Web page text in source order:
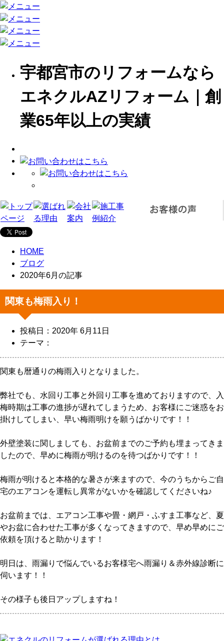
宇都宮市のリフォームなら
エネクルAZリフォーム｜創
業65年以上の実績
HOME
ブログ
2020年6月の記事
関東も梅雨入り！
投稿日：2020年 6月11日
テーマ：
関東も暦通りの梅雨入りとなりました。
弊社でも、水回り工事と外回り工事を進めておりますので、入
梅時期は工事の進捗が遅れてしまうため、お客様にご迷惑をお
掛けしてしまい、早い梅雨明けを願うばかりです！！
外壁塗装に関しましても、お盆前までのご予約も埋まってきま
したので、早めに梅雨が明けるのを待つばかりです！！
梅雨が明けると本格的な暑さが来ますので、今のうちからご自
宅のエアコンを運転し異常がないかを確認してくださいね♪
お盆前までは、エアコン工事や畳・網戸・ふすま工事など、夏
やお盆に合わせた工事が多くなってきますので、早め早めにご
依頼を頂けると助かります！
明日は、雨漏りで悩んでいるお客様宅へ雨漏り＆赤外線診断に
伺います！！
その様子も後日アップしますね！